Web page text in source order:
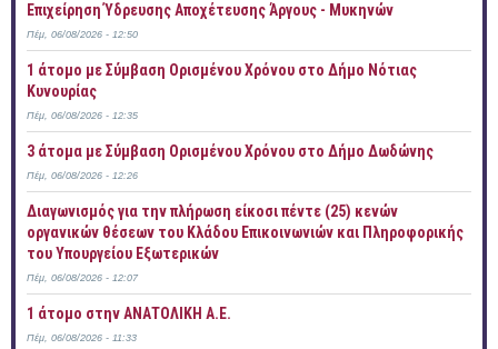
Επιχείρηση Ύδρευσης Αποχέτευσης Άργους - Μυκηνών
Πέμ, 06/08/2026 - 12:50
1 άτομο με Σύμβαση Ορισμένου Χρόνου στο Δήμο Νότιας
Κυνουρίας
Πέμ, 06/08/2026 - 12:35
3 άτομα με Σύμβαση Ορισμένου Χρόνου στο Δήμο Δωδώνης
Πέμ, 06/08/2026 - 12:26
Διαγωνισμός για την πλήρωση είκοσι πέντε (25) κενών
οργανικών θέσεων του Κλάδου Επικοινωνιών και Πληροφορικής
του Υπουργείου Εξωτερικών
Πέμ, 06/08/2026 - 12:07
1 άτομο στην ΑΝΑΤΟΛΙΚΗ Α.Ε.
Πέμ, 06/08/2026 - 11:33